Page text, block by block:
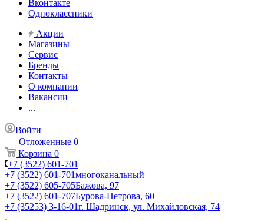
Вконтакте
Одноклассники
Акции
Магазины
Сервис
Бренды
Контакты
О компании
Вакансии
...
Войти
Отложенные 0
Корзина 0
+7 (3522) 601-701
+7 (3522) 601-701многоканальный
+7 (3522) 605-705Бажова, 97
+7 (3522) 601-707Бурова-Петрова, 60
+7 (35253) 3-16-01г. Шадринск, ул. Михайловская, 74